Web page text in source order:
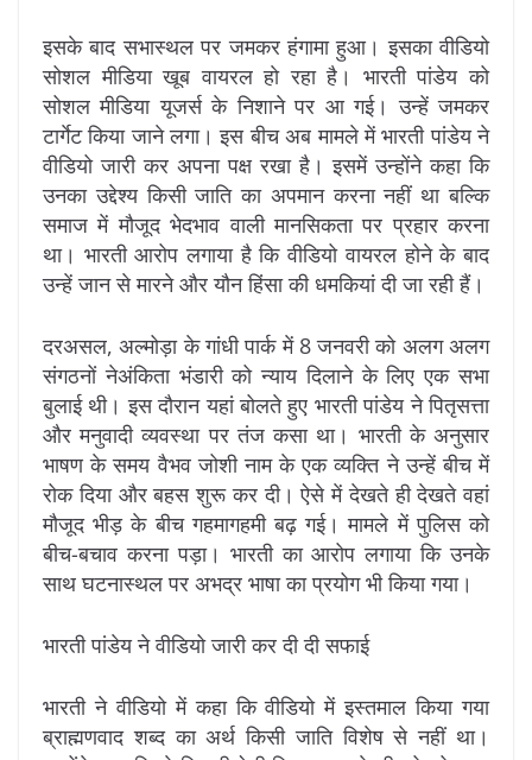
इसके बाद सभास्थल पर जमकर हंगामा हुआ। इसका वीडियो
सोशल मीडिया खूब वायरल हाे रहा है। भारती पांडेय को
सोशल मीडिया यूजर्स के निशाने पर आ गई। उन्हें जमकर
टार्गेट किया जाने लगा। इस बीच अब मामले में भारती पांडेय ने
वीडियो जारी कर अपना पक्ष रखा है। इसमें उन्होंने कहा कि
उनका उद्देश्य किसी जाति का अपमान करना नहीं था बल्कि
समाज में मौजूद भेदभाव वाली मानसिकता पर प्रहार करना
था। भारती आरोप लगाया है कि वीडियो वायरल होने के बाद
उन्हें जान से मारने और यौन हिंसा की धमकियां दी जा रही हैं।
दरअसल, अल्मोड़ा के गांधी पार्क में 8 जनवरी को अलग अलग
संगठनों नेअंकिता भंडारी को न्याय दिलाने के लिए एक सभा
बुलाई थी। इस दौरान यहां बोलते हुए भारती पांडेय ने पितृसत्ता
और मनुवादी व्यवस्था पर तंज कसा था। भारती के अनुसार
भाषण के समय वैभव जोशी नाम के एक व्यक्ति ने उन्हें बीच में
रोक दिया और बहस शुरू कर दी। ऐसे में देखते ही देखते वहां
मौजूद भीड़ के बीच गहमागहमी बढ़ गई। मामले में पुलिस को
बीच-बचाव करना पड़ा। भारती का आरोप लगाया कि उनके
साथ घटनास्थल पर अभद्र भाषा का प्रयोग भी किया गया।
भारती पांडेय ने वीडियो जारी कर दी दी सफाई
भारती ने वीडियो में कहा कि वीडियो में इस्तमाल किया गया
ब्राह्मणवाद शब्द का अर्थ किसी जाति विशेष से नहीं था।